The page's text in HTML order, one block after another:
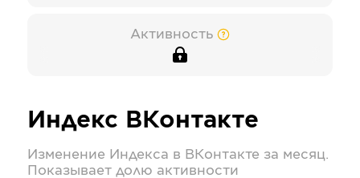
Активность
Индекс ВКонтакте
Изменение Индекса в ВКонтакте за месяц.
Показывает долю активности